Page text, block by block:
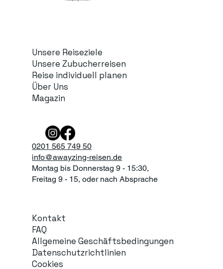
Unsere Reiseziele
Unsere Zubucherreisen
Reise individuell planen
Über Uns
Magazin
0201 565 749 50
info@awayzing-reisen.de
Montag bis Donnerstag 9 - 15:30,
Freitag 9 - 15, oder nach Absprache
Kontakt
FAQ
Allgemeine Geschäftsbedingungen
Datenschutzrichtlinien
Cookies